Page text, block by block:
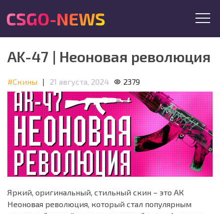
CSGO-NEWS
AK-47 | Неоновая революция
#Скины | 21 августа, 2024 2379
Яркий, оригинальный, стильный скин – это АК
Неоновая революция, который стал популярным